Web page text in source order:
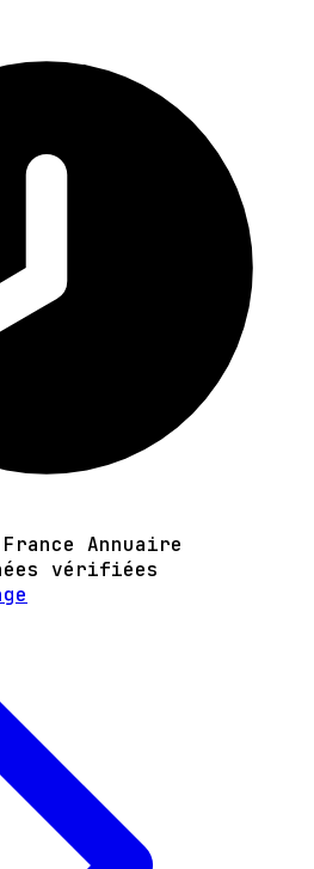
Annuaire
vérifiées